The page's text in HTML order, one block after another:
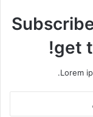
get
Lorem